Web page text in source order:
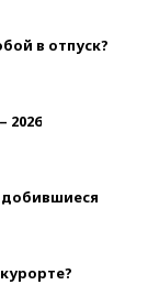
в отпуск?
2026